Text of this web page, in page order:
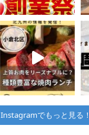
Instagramでもっと見る！